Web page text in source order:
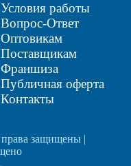
Условия работы
Вопрос-Ответ
Оптовикам
Поставщикам
Франшиза
Публичная оферта
Контакты
защищены |